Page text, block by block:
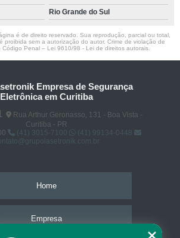
Rio Grande do Sul
é de direito reservado. Sua reprodução, parcial ou total,
proibida sem a autorização do autor. Crime de violação de
Código Penal – Lei 9610/98 - Lei de direitos autorais
Empresa de Segurança
Eletrônica em Curitiba
Rua Arthur Geronasso, 131 - Boa Vista -
Curitiba - PR
(41) 3015-7100
(41) 99134-0448
Home
Empresa